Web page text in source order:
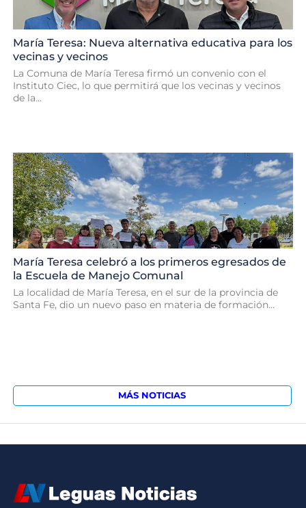
María Teresa: Nueva alternativa educativa para los
vecinas y vecinos
La Comuna de María Teresa firmó un convenio con el
Instituto Ciec, lo que permitirá que los vecinas y vecinos
de la...
María Teresa celebró a los primeros egresados de
la Escuela de Manejo Comunal
La localidad de María Teresa, en el sur de la provincia de
Santa Fe, dio un nuevo paso en materia de formación...
MÁS NOTICIAS